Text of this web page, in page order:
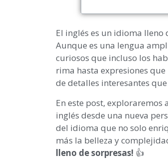
El inglés es un idioma lleno
Aunque es una lengua
curiosos que incluso los
rima hasta expresiones
de detalles interesantes
En este post, exploraremos
inglés desde una nueva
del idioma que no solo
más la belleza y
lleno de sorpresas! 👍